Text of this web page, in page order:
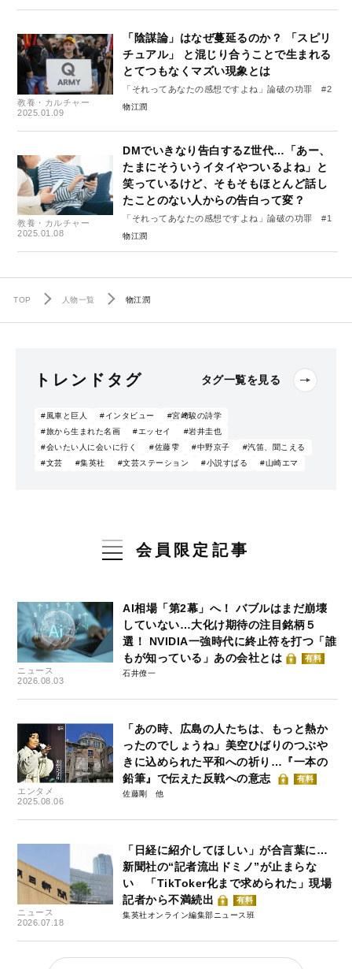
教養・カルチャー
2025.01.09
「陰謀論」はなぜ蔓延るのか？ 「スピリ
チュアル」 と混じり合うことで生まれる
とてつもなくマズい現象とは
「それってあなたの感想ですよね」論破の功罪 #2
物江潤
教養・カルチャー
2025.01.08
DMでいきなり告白するZ世代…「あー、
たまにそういうイタイやついるよね」と
笑っているけど、そもそもほとんど話し
たことのない人からの告白って変？
「それってあなたの感想ですよね」論破の功罪 #1
物江潤
TOP 人物一覧 物江潤
トレンドタグ タグ一覧を見る
#風車と巨人 #インタビュー
#宮﨑駿の詩学
#旅から生まれた名画
#エッセイ
#岩井圭也
#会いたい人に会いに行く
#佐藤雫 #中野京子
#汽笛、聞こえる
#文芸
#集英社 #文芸ステーション #小説すばる #山崎エマ
会員限定記事
ニュース
2026.08.03
AI相場「第2幕」へ！ バブルはまだ崩壊
していない…大化け期待の注目銘柄５
選！ NVIDIA一強時代に終止符を打つ「誰
もが知っている」あの会社とは
有料
石井僚一
エンタメ
2025.08.06
「あの時、広島の人たちは、もっと熱か
ったのでしょうね」美空ひばりのつぶや
きに込められた平和への祈り…『一本の
鉛筆』で伝えた反戦への意志
有料
佐藤剛
ニュース
2026.07.18
「日経に紹介してほしい」が合言葉に…
新聞社の“記者流出ドミノ”が止まらな
い 「TikToker化まで求められた」現場
記者から不満続出
有料
集英社オンライン編集部ニュース班